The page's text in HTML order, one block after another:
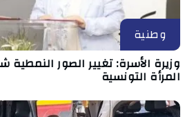
وطنية
وزيرة الأسرة: تغيير الصور النمطية
المرأة التونسية